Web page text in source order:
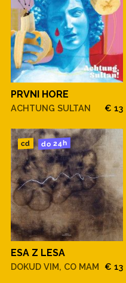
PRVNI HORE
ACHTUNG SULTAN € 13
cd do 24h
ESA Z LESA
DOKUD VIM, CO MAM € 13